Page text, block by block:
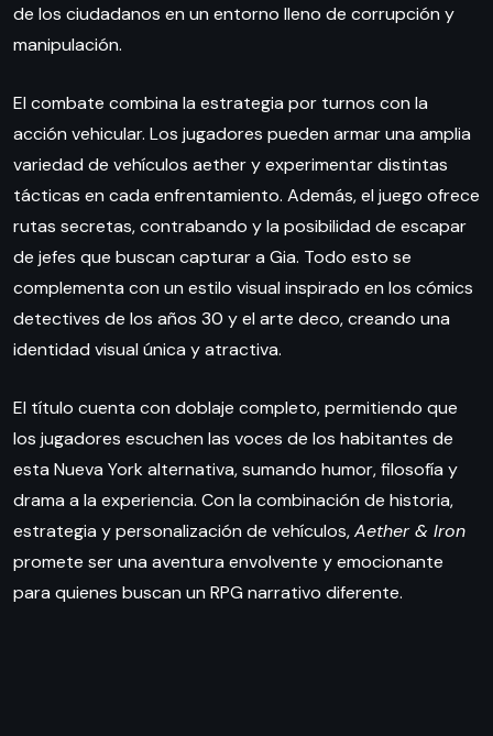
de los ciudadanos en un entorno lleno de corrupción y
manipulación.
El combate combina la estrategia por turnos con la
acción vehicular. Los jugadores pueden armar una amplia
variedad de vehículos aether y experimentar distintas
tácticas en cada enfrentamiento. Además, el juego ofrece
rutas secretas, contrabando y la posibilidad de escapar
de jefes que buscan capturar a Gia. Todo esto se
complementa con un estilo visual inspirado en los cómics
detectives de los años 30 y el arte deco, creando una
identidad visual única y atractiva.
El título cuenta con doblaje completo, permitiendo que
los jugadores escuchen las voces de los habitantes de
esta Nueva York alternativa, sumando humor, filosofía y
drama a la experiencia. Con la combinación de historia,
estrategia y personalización de vehículos,Aether & Iron
promete ser una aventura envolvente y emocionante
para quienes buscan un RPG narrativo diferente.